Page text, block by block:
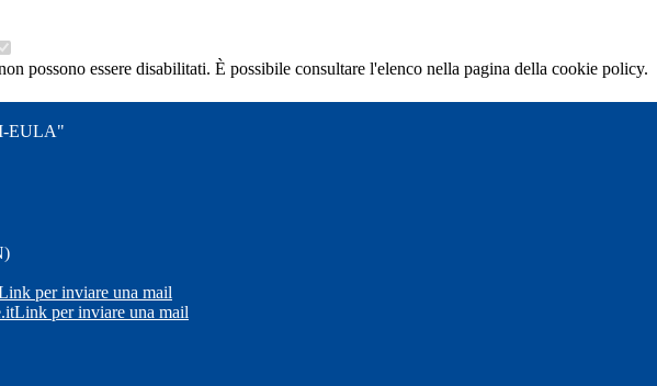
possono essere disabilitati. È possibile consultare l'elenco nella pagina della cookie policy.
EULA"
per inviare una mail
Link per inviare una mail